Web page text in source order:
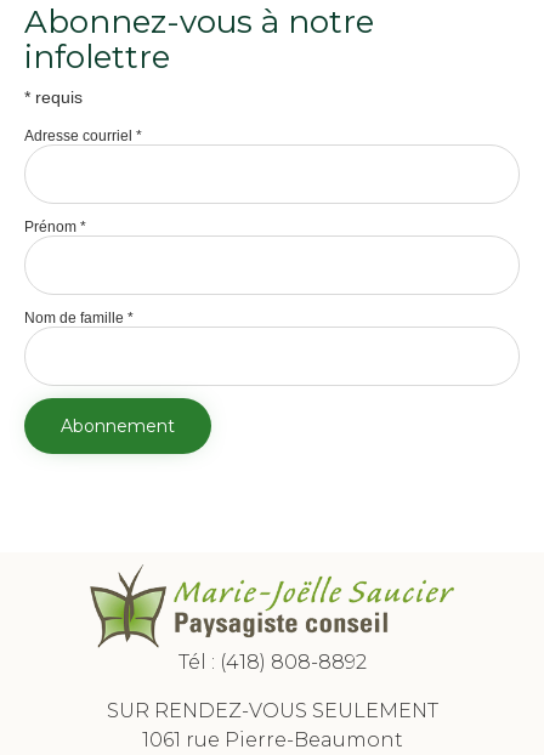
Abonnez-vous à notre
infolettre
* requis
Adresse courriel *
Prénom *
Nom de famille *
Tél : (418) 808-8892
SUR RENDEZ-VOUS SEULEMENT
1061 rue Pierre-Beaumont